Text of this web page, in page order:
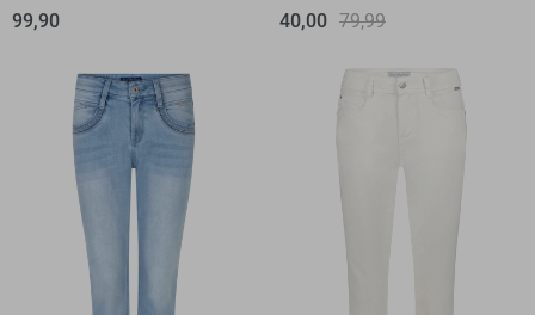
99,90
40,00 79,99